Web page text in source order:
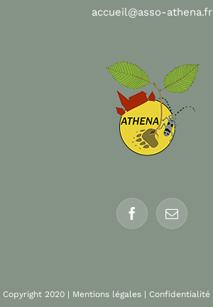
accueil@asso-athena.fr
Copyright 2020 | Mentions légales | Confidentialité